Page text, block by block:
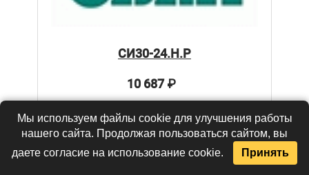
СИ30-24.Н.Р
10 687₽
В КОРЗИНУ
Мы используем файлы cookie для улучшения работы
нашего сайта. Продолжая пользоваться сайтом, вы
даете согласие на использование cookie.
Принять